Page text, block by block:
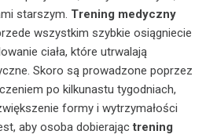
starszym. Trening medyczny
wszystkim szybkie osiągniecie
ciała, które utrwalają
Skoro są prowadzone poprzez
po kilkunastu tygodniach,
formy i wytrzymałości
aby osoba dobierająctrening